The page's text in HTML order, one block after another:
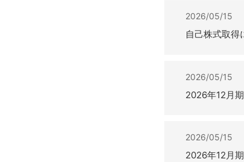
2026/05/15
自己株式取得
2026/05/15
2026年12月
2026/05/15
2026年12月